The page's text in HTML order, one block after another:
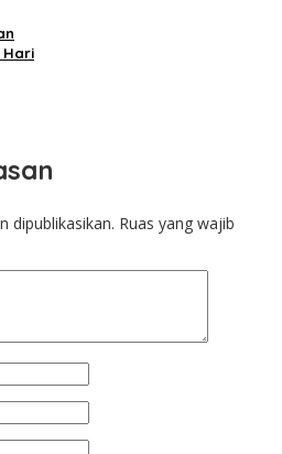
Hari
dipublikasikan. Ruas yang wajib